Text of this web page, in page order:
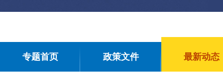
专题首页 政策文件 最新动态